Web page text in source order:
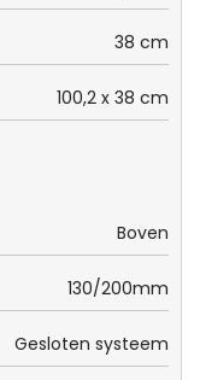
38 cm
100,2 x 38 cm
Boven
130/200mm
Gesloten systeem